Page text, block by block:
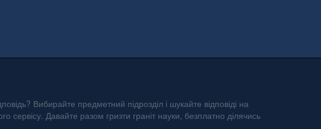
Вибирайте предметний підрозділ і шукайте відповіді на
сервісу. Давайте разом гризти граніт науки, безплатно ділячись